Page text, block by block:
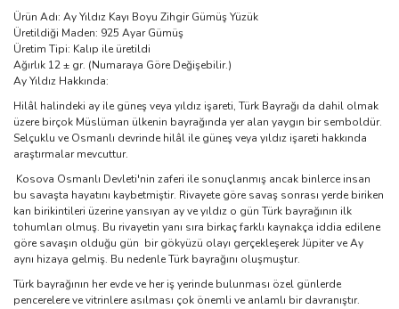
Ürün Adı: Ay Yıldız Kayı Boyu Zihgir Gümüş Yüzük
Üretildiği Maden: 925 Ayar Gümüş
Üretim Tipi: Kalıp ile üretildi
Ağırlık 12 ± gr. (Numaraya Göre Değişebilir.)
Ay Yıldız Hakkında:
Hilâl halindeki ay ile güneş veya yıldız işareti, Türk Bayrağı da dahil olmak
üzere birçok Müslüman ülkenin bayrağında yer alan yaygın bir semboldür.
Selçuklu ve Osmanlı devrinde hilâl ile güneş veya yıldız işareti hakkında
araştırmalar mevcuttur.
Kosova Osmanlı Devleti'nin zaferi ile sonuçlanmış ancak binlerce insan
bu savaşta hayatını kaybetmiştir. Rivayete göre savaş sonrası yerde biriken
kan birikintileri üzerine yansıyan ay ve yıldız o gün Türk bayrağının ilk
tohumları olmuş. Bu rivayetin yanı sıra birkaç farklı kaynakça iddia edilene
göre savaşın olduğu gün bir gökyüzü olayı gerçekleşerek Jüpiter ve Ay
aynı hizaya gelmiş. Bu nedenle Türk bayrağını oluşmuştur.
Türk bayrağının her evde ve her iş yerinde bulunması özel günlerde
pencerelere ve vitrinlere asılması çok önemli ve anlamlı bir davranıştır.